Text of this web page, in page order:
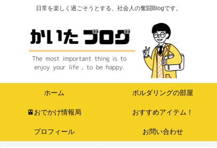
日常を楽しく過ごそうとする、社会人の奮闘Blogです。
ホーム ボルダリングの部屋
🚈おでかけ情報局 おすすめアイテム！
プロフィール お問い合わせ